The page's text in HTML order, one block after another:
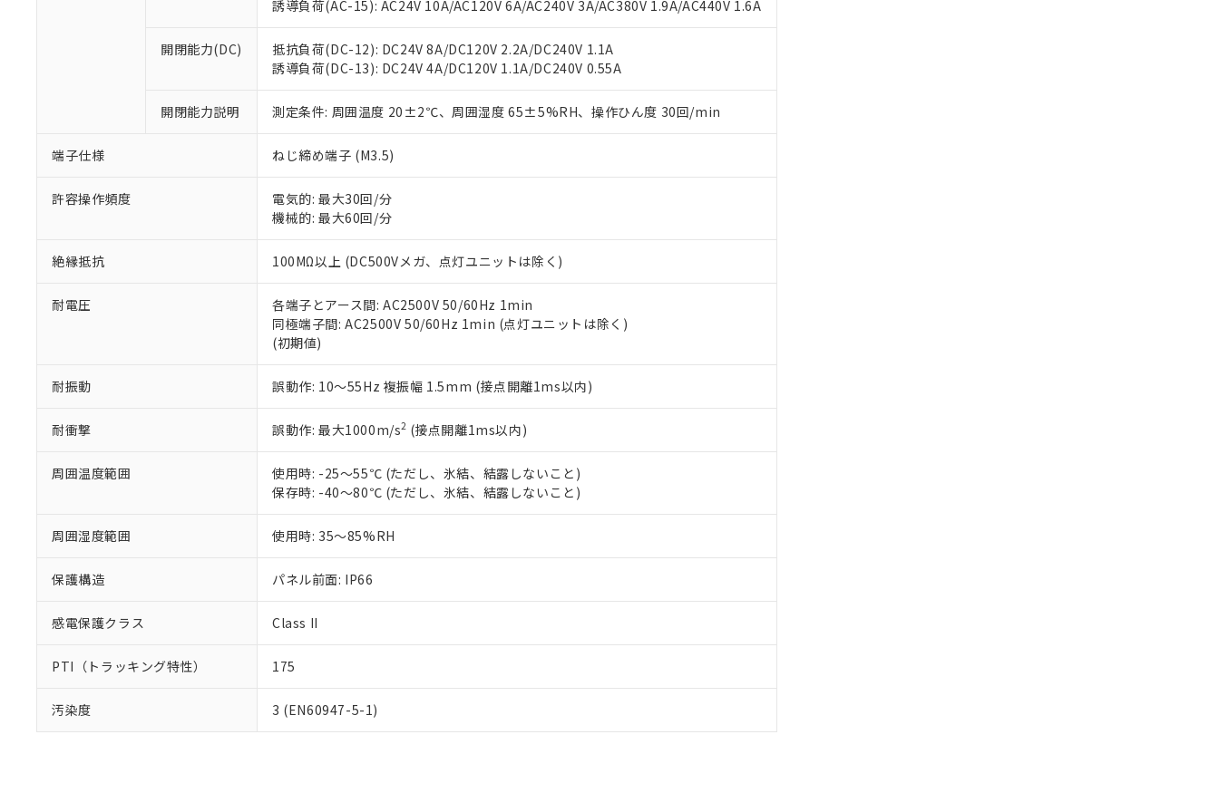
誘導負荷(AC-15): AC24V 10A/AC120V 6A/AC240V 3A/AC380V 1.9A/AC440V 1.6A
開閉能力(DC)
抵抗負荷(DC-12): DC24V 8A/DC120V 2.2A/DC240V 1.1A
誘導負荷(DC-13): DC24V 4A/DC120V 1.1A/DC240V 0.55A
開閉能力説明 測定条件: 周囲温度 20±2℃、周囲湿度 65±5%RH、操作ひん度 30回/min
端子仕様 ねじ締め端子 (M3.5)
許容操作頻度
電気的: 最大30回/分
機械的: 最大60回/分
絶縁抵抗 100MΩ以上 (DC500Vメガ、点灯ユニットは除く)
耐電圧
各端子とアース間: AC2500V 50/60Hz 1min
同極端子間: AC2500V 50/60Hz 1min (点灯ユニットは除く)
(初期値)
耐振動 誤動作: 10～55Hz 複振幅 1.5mm (接点開離1ms以内)
耐衝撃 誤動作: 最大1000m/s2 (接点開離1ms以内)
周囲温度範囲
使用時: -25～55℃ (ただし、氷結、結露しないこと)
保存時: -40～80℃ (ただし、氷結、結露しないこと)
周囲湿度範囲 使用時: 35～85%RH
保護構造 パネル前面: IP66
感電保護クラス Class II
PTI（トラッキング特性） 175
汚染度 3 (EN60947-5-1)
が、当社の製品・サービスに関するお客様との取引・商談に必要な範囲で利用することをご了承くだ
※当社の共同利用者とは、"個人情報の共同利用に関して"
いる法人を指します。
EU RoHS指令（10物質）の非含有証明書
51物質の非含有証明書（当社基準）
※本証明書は発行日時点で非含有を証明するもので、過去に遡って非含有を証明するものではありません。
また、RoHS指令のフタル酸エステル類４物質の対応では、対応完了までの期間は出荷製品に未対応品が
混在することから備考欄に対応日を記載しておりました。
り割愛しております。
白